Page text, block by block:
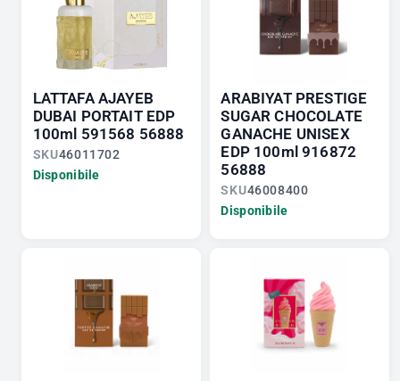
LATTAFA AJAYEB
DUBAI PORTAIT EDP
100ml 591568 56888
SKU46011702
Disponibile
ARABIYAT PRESTIGE
SUGAR CHOCOLATE
GANACHE UNISEX
EDP 100ml 916872
56888
SKU46008400
Disponibile